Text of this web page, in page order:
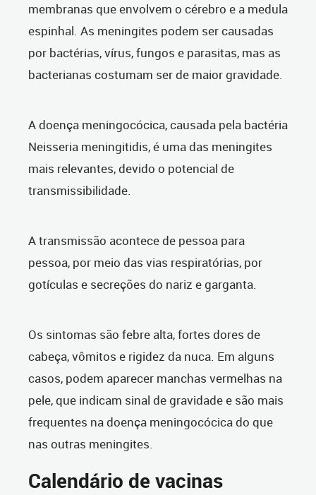
membranas que envolvem o cérebro e a medula
espinhal. As meningites podem ser causadas
por bactérias, vírus, fungos e parasitas, mas as
bacterianas costumam ser de maior gravidade.
A doença meningocócica, causada pela bactéria
Neisseria meningitidis, é uma das meningites
mais relevantes, devido o potencial de
transmissibilidade.
A transmissão acontece de pessoa para
pessoa, por meio das vias respiratórias, por
gotículas e secreções do nariz e garganta.
Os sintomas são febre alta, fortes dores de
cabeça, vômitos e rigidez da nuca. Em alguns
casos, podem aparecer manchas vermelhas na
pele,que indicam sinal de gravidadee são mais
frequentes na doença meningocócica do que
nas outras meningites.
Calendário de vacinas